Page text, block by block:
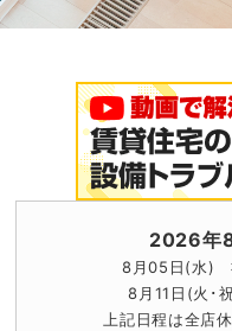
2026年
8月05日(水)
8月11日(火･
上記日程は全店